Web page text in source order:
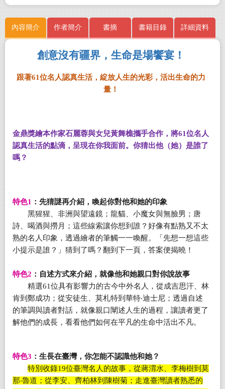
內容簡介 作者簡介 書摘 書籍目錄 詳細資料
創意沒有疆界，生命是場饗宴！
跟著61位名人認真生活，綻放人生的光彩，活出生命的力
量！
金鼎獎繪本作家石麗蓉與女兒黃舞樵攜手合作，將61位名人
認真生活的點滴，呈現在你我面前。你猜出他（她）是誰了
嗎？
特色1 ：先猜謎再介紹，喚起你對他和她的印象
黑猩猩、非洲與望遠鏡；龍貓、小魔女與無臉男；唐
詩、喝酒與撈月；這些線索讓你想到誰？好像有點熟又不太
熟的名人印象，透過繪者的筆觸一一喚醒。「先想一想這些
小提示是誰？」猜到了嗎？翻到下一頁，答案便揭曉！
特色2 ：自述方式來介紹，就像他和她親口對你說故事
精選61位具有影響力的古今中外名人，從成吉思汗、林
肯到鄭成功；從安徒生、莫札特到華特‧迪士尼；透過自述
的筆調與讀者對話，就像親口闡述人生的過程，讓讀者更了
解他們的成長，看看他們如何在平凡的生命中活出不凡。
特色3 ：生長在臺灣，你怎能不認識他和她？
特別收錄19位臺灣名人的故事，從蔣渭水、李梅樹到莫
那‧魯道；從李安、齊柏林到陳樹菊；走進臺灣讀者熟悉的